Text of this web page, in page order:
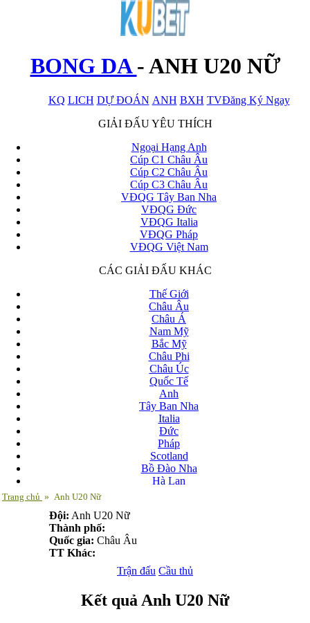
BONG DA-ANH U20 NỮ
KQ LICH DỰ ĐOÁN ANH BXH TVĐăng Ký Ngay
x
GIẢI ĐẤU YÊU THÍCH
Ngoại Hạng Anh
Cúp C1 Châu Âu
Cúp C2 Châu Âu
Cúp C3 Châu Âu
VĐQG Tây Ban Nha
VĐQG Đức
VĐQG Italia
VĐQG Pháp
VĐQG Việt Nam
CÁC GIẢI ĐẤU KHÁC
Thế Giới
Châu Âu
Châu Á
Nam Mỹ
Bắc Mỹ
Châu Phi
Châu Úc
Quốc Tế
Anh
Tây Ban Nha
Italia
Đức
Pháp
Scotland
Bồ Đào Nha
Hà Lan
Belarus
Bosnia-Herzgovina
Bulgary
Bắc Ireland
Trang chủ » Anh U20 Nữ
Đội: Anh U20 Nữ
Thành phố:
Quốc gia: Châu Âu
TT Khác:
Trận đấu Cầu thủ
Kết quả Anh U20 Nữ